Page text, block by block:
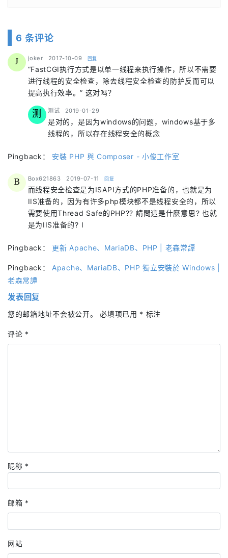
6 条评论
J joker says:
2017-10-09 回复
“FastCGI执行方式是以单一线程来执行操作，所以不需要
进行线程的安全检查，除去线程安全检查的防护反而可以
提高执行效率。” 这对吗？
测 测试 says:
2019-01-29
是对的，是因为windows的问题，windows基于多
线程的，所以存在线程安全的概念
Pingback： 安裝 PHP 與 Composer - 小俊工作室
B Box621863 says:
2019-07-11 回复
而线程安全检查是为ISAPI方式的PHP准备的，也就是为
IIS准备的，因为有许多php模块都不是线程安全的，所以
需要使用Thread Safe的PHP?? 請問這是什麼意思? 也就
是为IIS准备的? I
Pingback： 更新 Apache、MariaDB、PHP | 老森常譚
Pingback： Apache、MariaDB、PHP 獨立安裝於 Windows |
老森常譚
发表回复
您的邮箱地址不会被公开。 必填项已用 * 标注
评论 *
昵称 *
邮箱 *
网站